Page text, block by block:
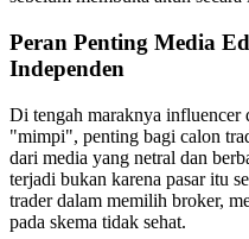
Peran Penting Media
Independen
Di tengah maraknya influencer
"mimpi", penting bagi calon
dari media yang netral dan
terjadi bukan karena pasar itu
trader dalam memilih broker,
pada skema tidak sehat.